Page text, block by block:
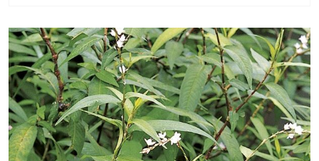
เป็นส่วนตัวและสร้างบรรยากาศผ่อนคลายในมุมสงบ เพิ่มที่อยู่
อาศัยให้พืชและสัตว์ เช่น ผีเสื้อ นก และแมลงต่างๆ เป็นระบบ
นิเวศขนาดเล็กที่ทำให้สวนดูมีชีวิตชีวามากขึ้น สวนแนวตั้งมีกี่
แบบกันนะ ผนังไม้เลื้อย ใช้วิธีปลูกพรรณไม้ลงดินในกระบะ
หรือกระถาง แล้วปล่อยให้ต้นเติบโต ทอดเลื้อยไปตามผนังหรือ
โครงสร้างเพื่อยึดเกาะ เช่น […]
คล้ายหัวใต้ดิน ใบ: ใบประกอบแบบนิ้วมือ 3 หรือ 4 ใบ ออก
ตรงข้ามกัน ใบย่อยรูปไข่กลับถึงรูปคล้ายสามเหลี่ยม แผ่นใบ
พับขึ้นเล็กน้อย สีเขียวเข้ม บางชนิดมีสีม่วงแดงแต้มที่โคนใบ
บางชนิดมีใบสีม่วงแดง (ผีเสื้อราตรี) ก้านใบยาวและอ่อนโค้ง
ดอก: ออกดอกเป็นช่อแบบซี่ร่ม ดอกขนาดเล็กมี 5 กลีบ สีขาว
ชมพู หรือชมพูอมม่วง ดิน: ดินร่วนที่มีอินทรียวัตถุสมบูรณ์
น้ำ: ปานกลาง แสงแดด: ครึ่งวันเช้าหรือเต็มวัน การขยาย